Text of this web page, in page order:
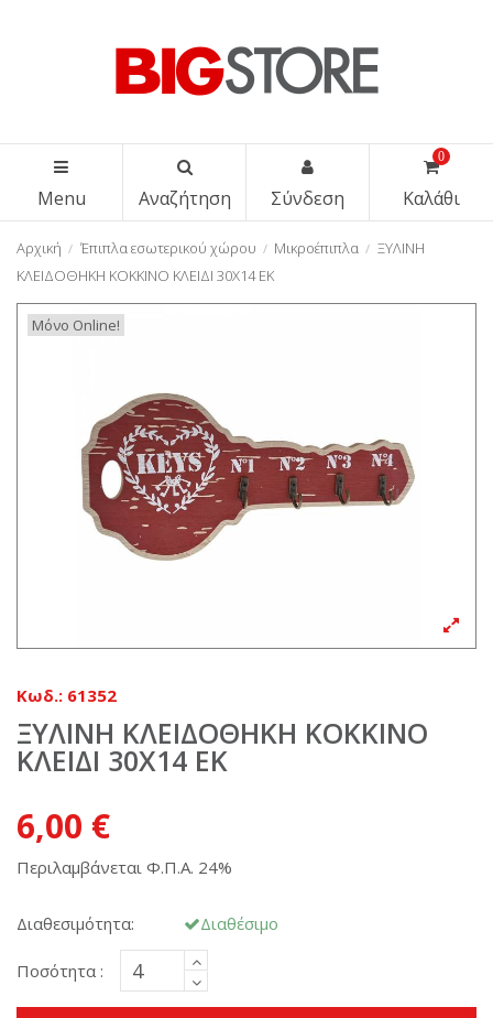
Menu Αναζήτηση Σύνδεση
0
Καλάθι
Αρχική Έπιπλα εσωτερικού χώρου Μικροέπιπλα
ΞΥΛΙΝΗ
ΚΛΕΙΔΟΘΗΚΗ ΚΟΚΚΙΝΟ ΚΛΕΙΔΙ 30Χ14 ΕΚ
Μόνο Online!
Κωδ.: 61352
ΞΥΛΙΝΗ ΚΛΕΙΔΟΘΗΚΗ ΚΟΚΚΙΝΟ
ΚΛΕΙΔΙ 30Χ14 ΕΚ
6,00 €
Περιλαμβάνεται Φ.Π.Α. 24%
Διαθεσιμότητα: Διαθέσιμο
Ποσότητα :